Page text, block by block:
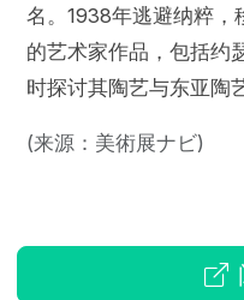
名。1938年逃避纳粹，
的艺术家作品，包括约
时探讨其陶艺与东亚陶
(来源：美術展ナビ)